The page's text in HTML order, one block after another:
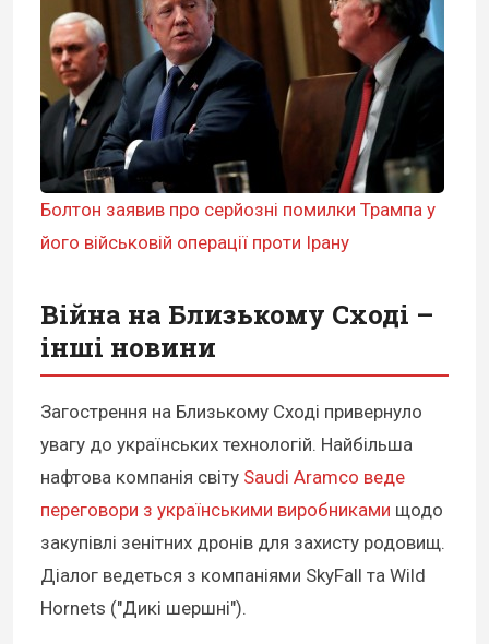
Болтон заявив про серйозні помилки Трампа у
його військовій операції проти Ірану
Війна на Близькому Сході –
інші новини
Загострення на Близькому Сході привернуло
увагу до українських технологій. Найбільша
нафтова компанія світу Saudi Aramco веде
переговори з українськими виробниками щодо
закупівлі зенітних дронів для захисту родовищ.
Діалог ведеться з компаніями SkyFall та Wild
Hornets ("Дикі шершні").